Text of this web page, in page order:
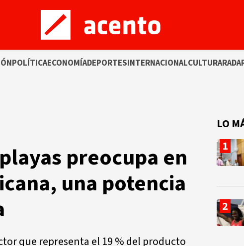
POLÍTICAECONOMÍADEPORTESINTERNACIONALCULTURA
preocupa en
una potencia
que representa el 19 % del producto
LO